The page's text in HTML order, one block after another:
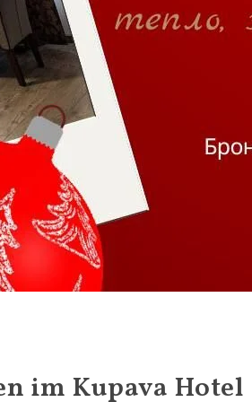
im Kupava Hotel